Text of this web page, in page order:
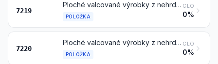
7219
Ploché valcované výrobky z nehrdzavejúcej ocele so šírkou 600 mm alebo väčšou
POLOŽKA
CLO
0%
7220
Ploché valcované výrobky z nehrdzavejúcej ocele so šírkou menšou ako 600 mm
POLOŽKA
CLO
0%